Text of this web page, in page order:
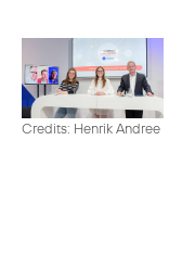
Credits: Henrik Andree